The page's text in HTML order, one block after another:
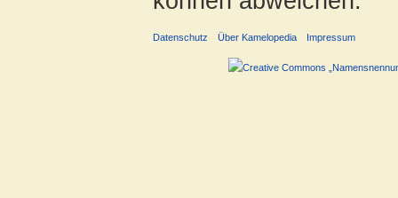
Datenschutz Über Kamelopedia Impressum